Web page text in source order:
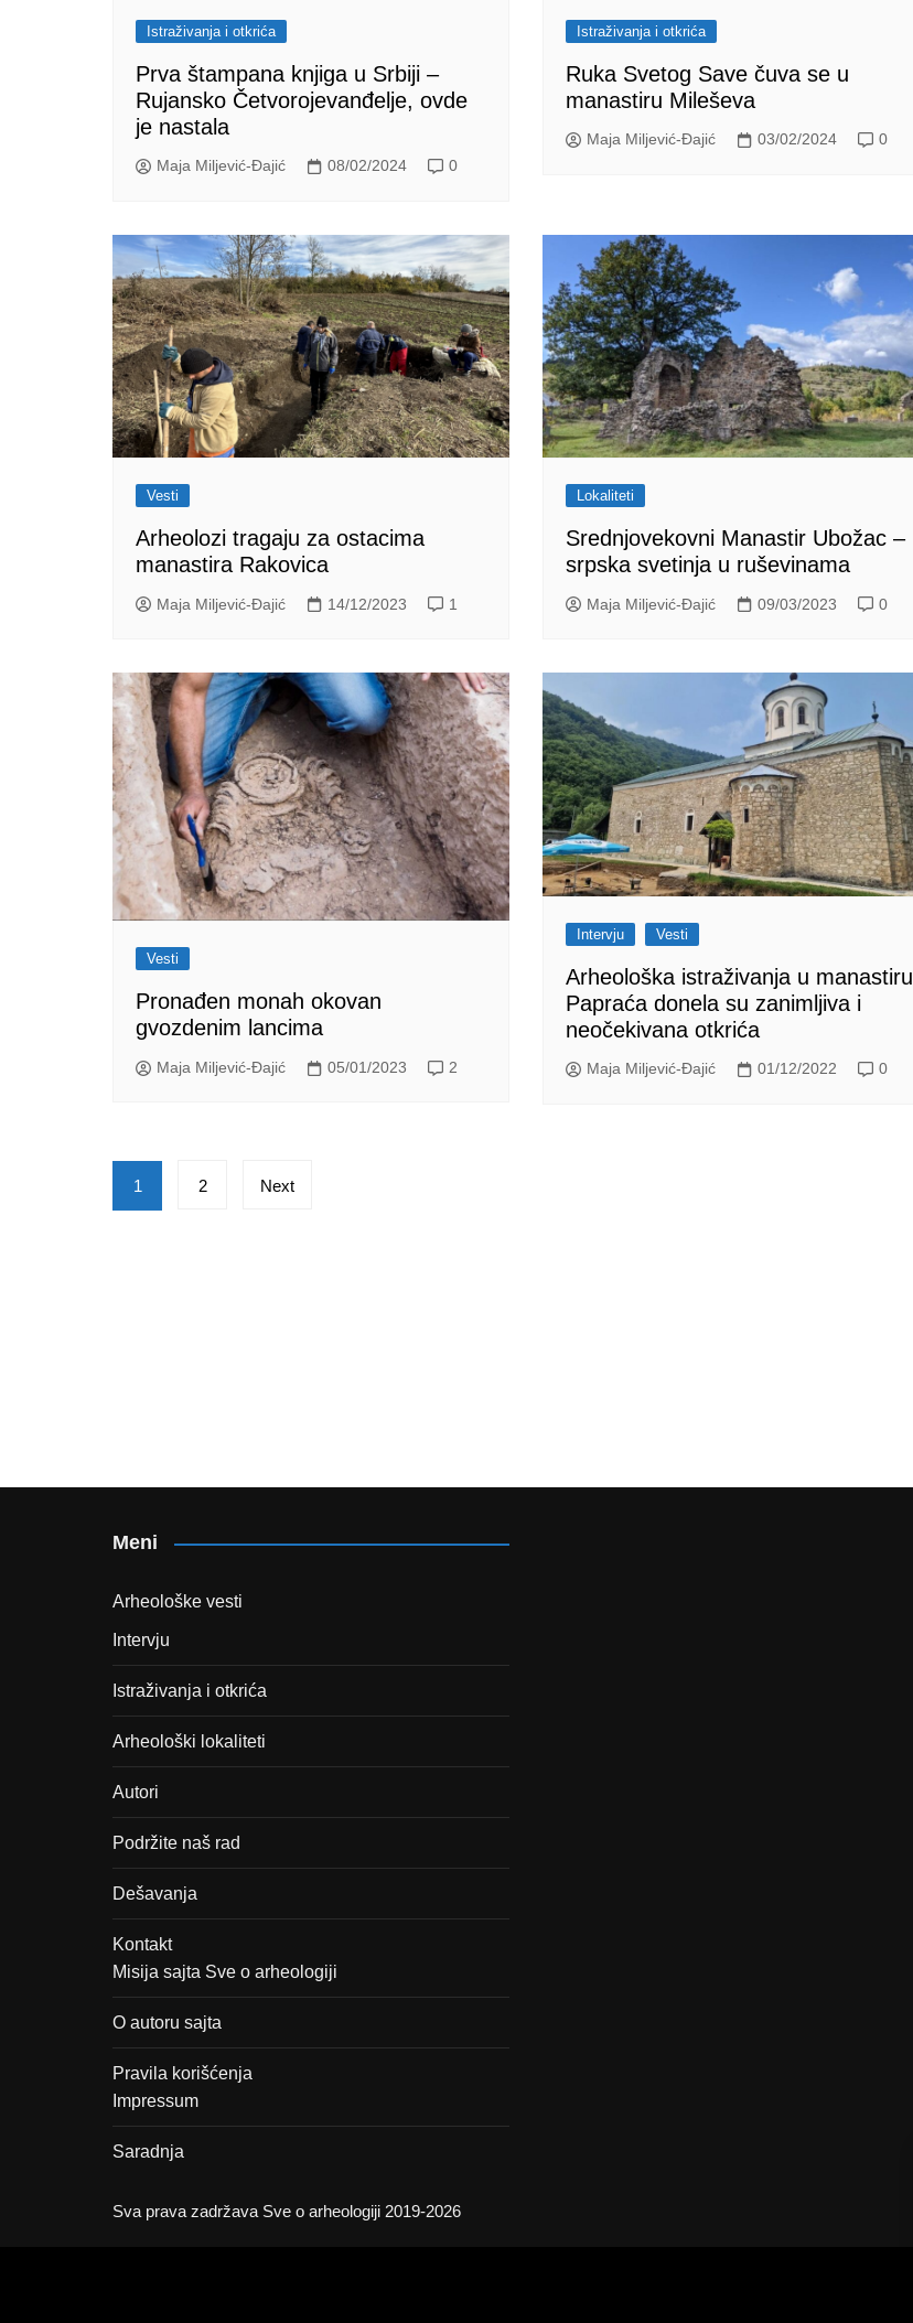
Istraživanja i otkrića
Prva štampana knjiga u Srbiji –
Rujansko Četvorojevanđelje, ovde
je nastala
Maja Miljević-Đajić 08/02/2024 0
Istraživanja i otkrića
Ruka Svetog Save čuva se u
manastiru Mileševa
Maja Miljević-Đajić 03/02/2024 0
Vesti
Arheolozi tragaju za ostacima
manastira Rakovica
Maja Miljević-Đajić 14/12/2023 1
Lokaliteti
Srednjovekovni Manastir Ubožac –
srpska svetinja u ruševinama
Maja Miljević-Đajić 09/03/2023 0
Vesti
Pronađen monah okovan
gvozdenim lancima
Maja Miljević-Đajić 05/01/2023 2
Intervju Vesti
Arheološka istraživanja u manastiru
Papraća donela su zanimljiva i
neočekivana otkrića
Maja Miljević-Đajić 01/12/2022 0
Posts
pagination
1 2 Next
Meni
Arheološke vesti
Intervju
Istraživanja i otkrića
Arheološki lokaliteti
Autori
Podržite naš rad
Dešavanja
Kontakt
Misija sajta Sve o arheologiji
O autoru sajta
Pravila korišćenja
Impressum
Saradnja
Sva prava zadržava Sve o arheologiji 2019-2026